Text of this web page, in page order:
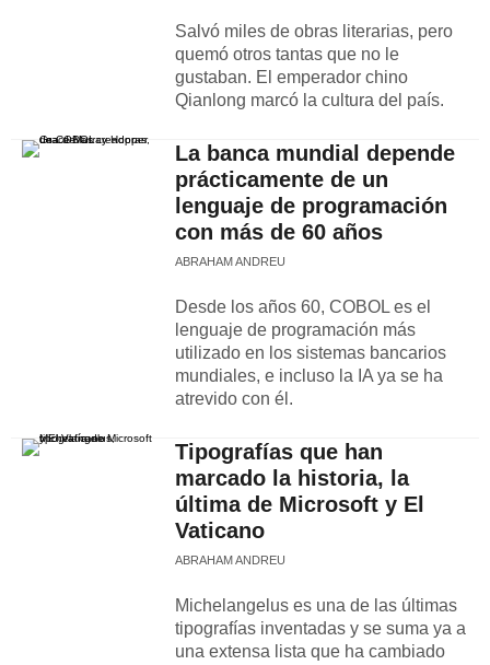
Salvó miles de obras literarias, pero
quemó otros tantas que no le
gustaban. El emperador chino
Qianlong marcó la cultura del país.
La banca mundial depende
prácticamente de un
lenguaje de programación
con más de 60 años
ABRAHAM ANDREU
Desde los años 60, COBOL es el
lenguaje de programación más
utilizado en los sistemas bancarios
mundiales, e incluso la IA ya se ha
atrevido con él.
Tipografías que han
marcado la historia, la
última de Microsoft y El
Vaticano
ABRAHAM ANDREU
Michelangelus es una de las últimas
tipografías inventadas y se suma ya a
una extensa lista que ha cambiado